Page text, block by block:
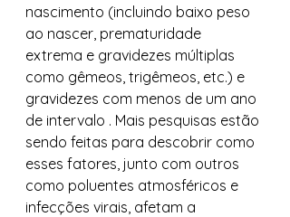
nascimento (incluindo baixo peso
ao nascer, prematuridade
extrema e gravidezes múltiplas
como gêmeos, trigêmeos, etc.) e
gravidezes com menos de um ano
de intervalo . Mais pesquisas estão
sendo feitas para descobrir como
esses fatores, junto com outros
como poluentes atmosféricos e
infecções virais, afetam a